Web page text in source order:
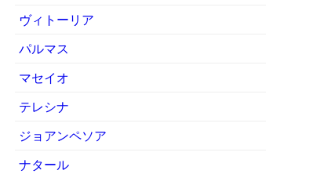
ヴィトーリア
パルマス
マセイオ
テレシナ
ジョアンペソア
ナタール